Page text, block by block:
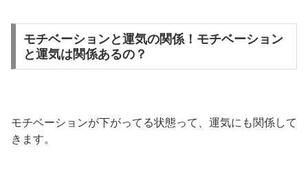
モチベーションと運気の関係！モチベーション
と運気は関係あるの？
モチベーションが下がってる状態って、運気にも関係して
きます。